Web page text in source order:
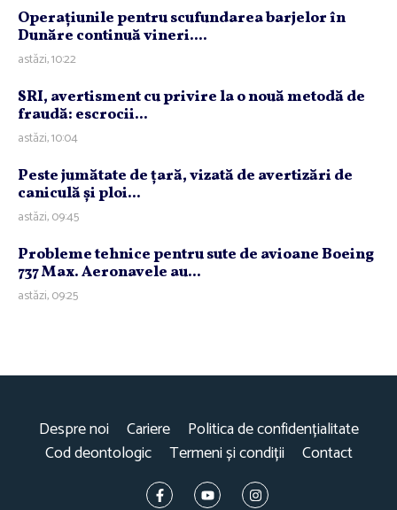
Operaţiunile pentru scufundarea barjelor în
Dunăre continuă vineri....
astăzi, 10:22
SRI, avertisment cu privire la o nouă metodă de
fraudă: escrocii...
astăzi, 10:04
Peste jumătate de ţară, vizată de avertizări de
caniculă şi ploi...
astăzi, 09:45
Probleme tehnice pentru sute de avioane Boeing
737 Max. Aeronavele au...
astăzi, 09:25
Despre noi Cariere
Politica de confidențialitate
Cod deontologic
Termeni și condiții Contact